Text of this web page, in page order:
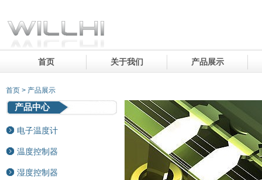
首页 关于我们 产品展示
首页 > 产品展示
产品中心
电子温度计
温度控制器
湿度控制器